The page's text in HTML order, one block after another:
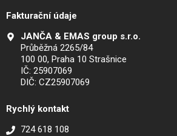
Fakturační údaje
JANČA & EMAS group s.r.o.
Průběžná 2265/84
100 00, Praha 10 Strašnice
IČ: 25907069
DIČ: CZ25907069
Rychlý kontakt
724 618 108